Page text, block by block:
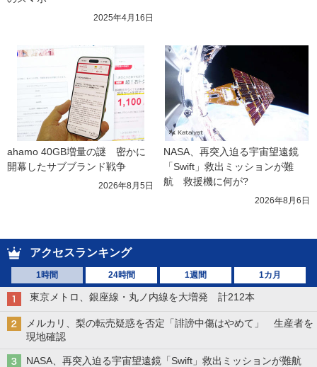
2025年4月16日
ahamo 40GB増量の謎　密かに
開幕したサブブランド戦争
2026年8月5日
NASA、再突入迫る宇宙望遠鏡
「Swift」救出ミッションが難
航　救援機に何が?
2026年8月6日
アクセスランキング
1時間 24時間 1週間 1カ月
東京メトロ、銀座線・丸ノ内線を大増発 計212本
メルカリ、梨の転売疑惑を否定「誹謗中傷はやめて」 生産者を
現地確認
NASA、再突入迫る宇宙望遠鏡「Swift」救出ミッションが難航